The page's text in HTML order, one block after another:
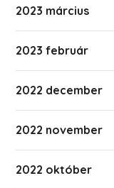
2023 március
2023 február
2022 december
2022 november
2022 október